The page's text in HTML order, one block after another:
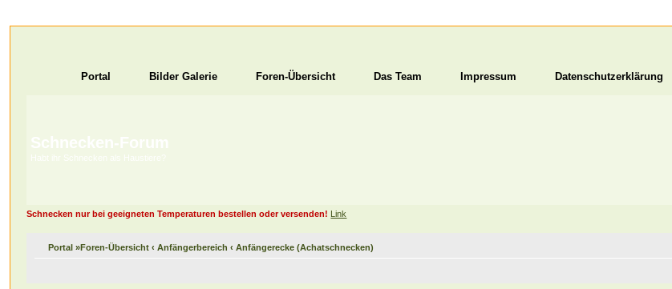
Portal Bilder Galerie Foren-Übersicht Das Team Impressum Datenschutzerklärung
Schnecken-Forum
Habt ihr Schnecken als Haustiere?
Schnecken nur bei geeigneten Temperaturen bestellen oder versenden! Link
Portal »Foren-Übersicht ‹ Anfängerbereich ‹ Anfängerecke (Achatschnecken)